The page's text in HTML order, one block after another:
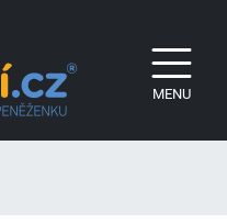
MENU